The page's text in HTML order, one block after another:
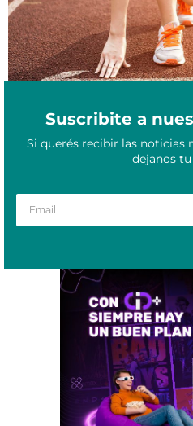
Suscribite a
Si querés recibir las noticias
dejanos